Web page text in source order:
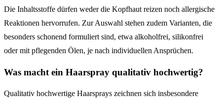
Die Inhaltsstoffe dürfen weder die Kopfhaut reizen noch allergische
Reaktionen hervorrufen. Zur Auswahl stehen zudem Varianten, die
besonders schonend formuliert sind, etwa alkoholfrei, silikonfrei
oder mit pflegenden Ölen, je nach individuellen Ansprüchen.
Was macht ein Haarspray qualitativ hochwertig?
Qualitativ hochwertige Haarsprays zeichnen sich insbesondere